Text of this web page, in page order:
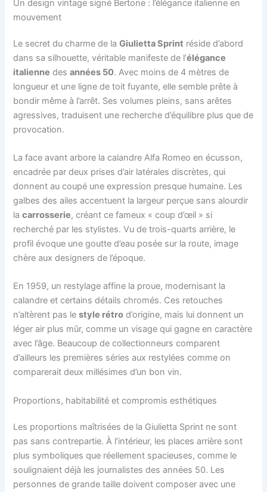
Un design vintage signé Bertone : l’élégance italienne en
mouvement
Le secret du charme de laGiulietta Sprint réside d’abord
dans sa silhouette, véritable manifeste de l’élégance
italienne desannées 50. Avec moins de 4 mètres de
longueur et une ligne de toit fuyante, elle semble prête à
bondir même à l’arrêt. Ses volumes pleins, sans arêtes
agressives, traduisent une recherche d’équilibre plus que de
provocation.
La face avant arbore la calandre Alfa Romeo en écusson,
encadrée par deux prises d’air latérales discrètes, qui
donnent au coupé une expression presque humaine. Les
galbes des ailes accentuent la largeur perçue sans alourdir
lacarrosserie, créant ce fameux « coup d’œil » si
recherché par les stylistes. Vu de trois-quarts arrière, le
profil évoque une goutte d’eau posée sur la route, image
chère aux designers de l’époque.
En 1959, un restylage affine la proue, modernisant la
calandre et certains détails chromés. Ces retouches
n’altèrent pas lestyle rétro d’origine, mais lui donnent un
léger air plus mûr, comme un visage qui gagne en caractère
avec l’âge. Beaucoup de collectionneurs comparent
d’ailleurs les premières séries aux restylées comme on
comparerait deux millésimes d’un bon vin.
Proportions, habitabilité et compromis esthétiques
Les proportions maîtrisées de la Giulietta Sprint ne sont
pas sans contrepartie. À l’intérieur, les places arrière sont
plus symboliques que réellement spacieuses, comme le
soulignaient déjà les journalistes des années 50. Les
personnes de grande taille doivent composer avec une